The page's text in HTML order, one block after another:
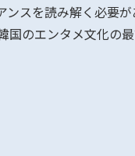
ンスを読み解く必要
国のエンタメ文化の